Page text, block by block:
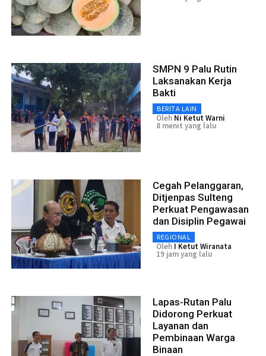
SMPN 9 Palu Rutin
Laksanakan Kerja
Bakti
BERITA LAIN
Oleh Ni Ketut Warni
8 menit yang lalu
Cegah Pelanggaran,
Ditjenpas Sulteng
Perkuat Pengawasan
dan Disiplin Pegawai
REGIONAL
Oleh I Ketut Wiranata
19 jam yang lalu
Lapas-Rutan Palu
Didorong Perkuat
Layanan dan
Pembinaan Warga
Binaan